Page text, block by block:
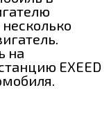
на
EXEED